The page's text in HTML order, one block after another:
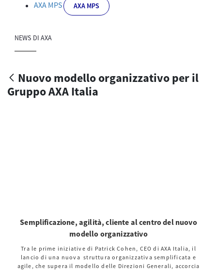
AXA MPS AXA MPS
NEWS DI AXA
Nuovo modello organizzativo per il
Gruppo AXA Italia
Semplificazione, agilità, cliente al centro del nuovo
modello organizzativo
Tra le prime iniziative di Patrick Cohen, CEO di AXA Italia, il
lancio di una nuova struttura organizzativa semplificata e
agile, che supera il modello delle Direzioni Generali, accorcia